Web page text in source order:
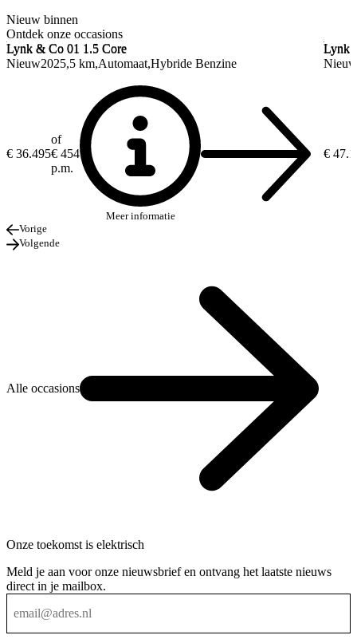
Nieuw binnen
Ontdek onze occasions
Lynk & Co 01 1.5 Core
Nieuw2025 5 km Automaat Hybride Benzine
€ 36.495
of
€ 454
p.m.
Meer informatie
Lynk & Co 01 1.5 Core
Lynk
€
Lynk
Vorige
Volgende
Alle occasions
Onze toekomst is elektrisch
Meld je aan voor onze nieuwsbrief en ontvang het laatste nieuws
direct in je mailbox.